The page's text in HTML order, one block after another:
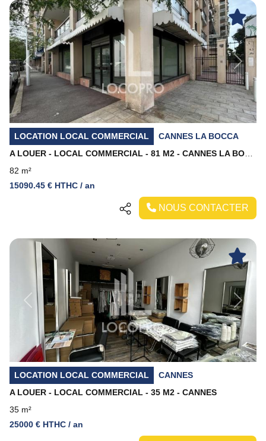
Previous Next
LOCATION LOCAL COMMERCIAL
CANNES LA BOCCA
82 m²
15090.45 € HTHC / an
NOUS CONTACTER
Previous Next
LOCATION LOCAL COMMERCIAL
CANNES
A LOUER - LOCAL COMMERCIAL - 35 M2 - CANNES
35 m²
25000 € HTHC / an